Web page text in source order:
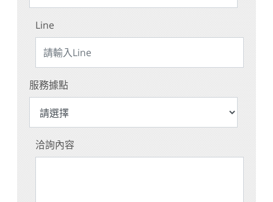
Line
服務據點
洽詢內容